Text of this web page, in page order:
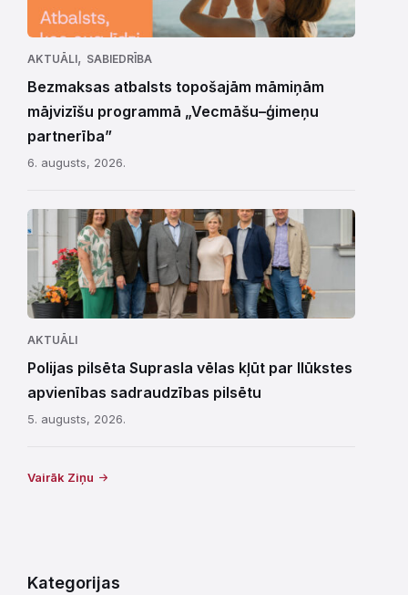
AKTUĀLI, SABIEDRĪBA
Bezmaksas atbalsts topošajām māmiņām
mājvizīšu programmā „Vecmāšu–ģimeņu
partnerība”
6. augusts, 2026.
AKTUĀLI
Polijas pilsēta Suprasla vēlas kļūt par Ilūkstes
apvienības sadraudzības pilsētu
5. augusts, 2026.
Vairāk Ziņu
Kategorijas